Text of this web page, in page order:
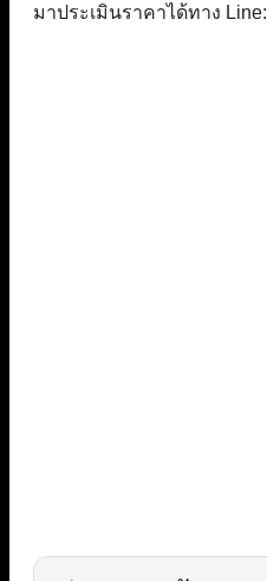
มาประเมินราคาได้ทาง Line: